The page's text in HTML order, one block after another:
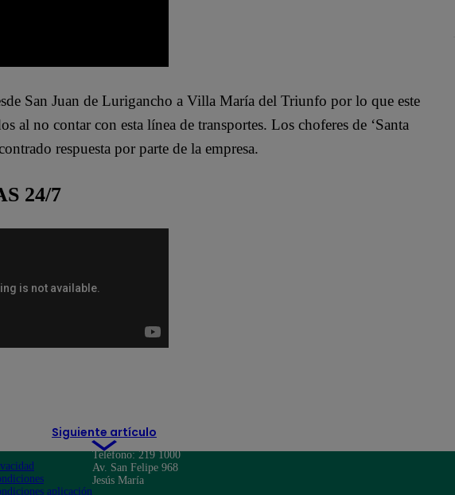
San Juan de Lurigancho a Villa María del Triunfo por lo que este
al no contar con esta línea de transportes. Los choferes de ‘Santa
respuesta por parte de la empresa.
24/7
Siguiente artículo
aplicación
Teléfono: 219 1000
Av. San Felipe 968
Jesús María